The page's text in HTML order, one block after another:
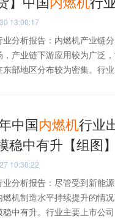
13:00:17
业分析报告：内燃机产业链
，产业链下游应用较为广泛
东部地区分布较为密集。行
中国内燃机行业
稳中有升【组图】
10:30:22
业分析报告：尽管受到新能
燃机制造水平持续提升的情
稳中有升。行业主要上市公